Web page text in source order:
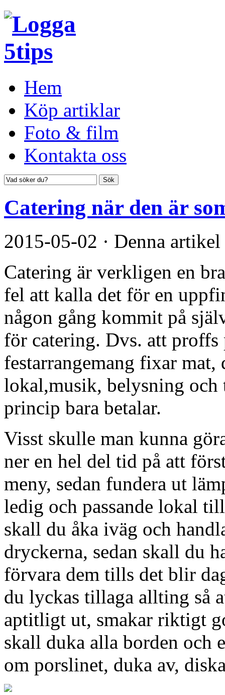
Hem
Köp artiklar
Foto & film
Kontakta oss
Catering när den är
2015-05-02 · Denna
Catering är verkligen en
fel att kalla det för en
någon gång kommit på
för catering. Dvs. att
festarrangemang fixar
lokal,musik, belysning och
princip bara betalar.
Visst skulle man kunna
ner en hel del tid på att
meny, sedan fundera ut
ledig och passande lokal
skall du åka iväg och
dryckerna, sedan skall du
förvara dem tills det blir
du lyckas tillaga allting så
aptitligt ut, smakar riktigt
skall duka alla borden och
om porslinet, duka av,